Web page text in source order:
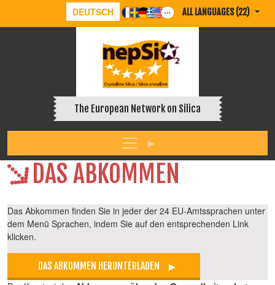
DEUTSCH ALL LANGUAGES (22)
The European Network on Silica
DAS ABKOMMEN
Das Abkommen finden Sie in jeder der 24 EU-Amtssprachen unter
dem Menü Sprachen, indem Sie auf den entsprechenden Link
klicken.
DAS ABKOMMEN HERUNTERLADEN